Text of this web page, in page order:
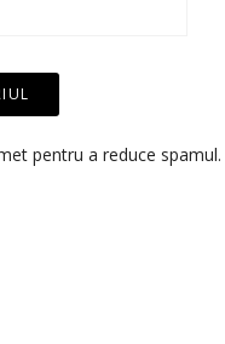
pentru a reduce spamul.